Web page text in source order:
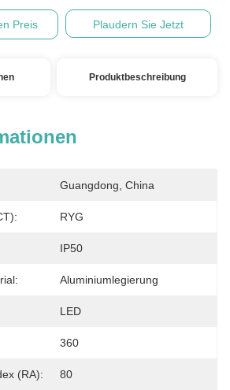
Preis Plaudern Sie Jetzt
Produktbeschreibung
Guangdong, China
RYG
IP50
Aluminiumlegierung
LED
360
(RA): 80